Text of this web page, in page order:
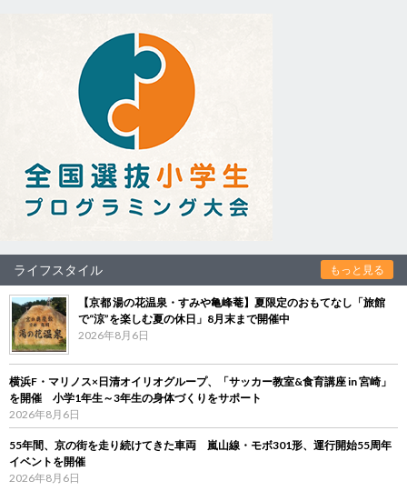
ライフスタイル もっと見る
【京都 湯の花温泉・すみや亀峰菴】夏限定のおもてなし「旅館
で“涼”を楽しむ夏の休日」8月末まで開催中
2026年8月6日
横浜F・マリノス×日清オイリオグループ、「サッカー教室&食育講座 in 宮崎」
を開催 小学1年生～3年生の身体づくりをサポート
2026年8月6日
55年間、京の街を走り続けてきた車両 嵐山線・モボ301形、運行開始55周年
イベントを開催
2026年8月6日